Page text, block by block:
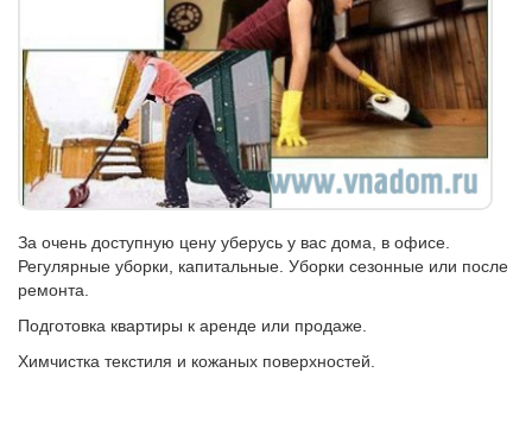
За очень доступную цену уберусь у вас дома, в офисе.
Регулярные уборки, капитальные. Уборки сезонные или после
ремонта.
Подготовка квартиры к аренде или продаже.
Химчистка текстиля и кожаных поверхностей.